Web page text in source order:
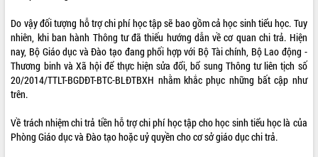
QUẢNG CÁO
Do vậy đối tượng hỗ trợ chi phí học tập sẽ bao gồm cả học sinh tiểu học. Tuy
nhiên, khi ban hành Thông tư đã thiếu hướng dẫn về cơ quan chi trả. Hiện
nay, Bộ Giáo dục và Đào tạo đang phối hợp với Bộ Tài chính, Bộ Lao động -
Thương binh và Xã hội để thực hiện sửa đổi, bổ sung Thông tư liên tịch số
20/2014/TTLT-BGDĐT-BTC-BLĐTBXH nhằm khắc phục những bất cập như
trên.
Về trách nhiệm chi trả tiền hỗ trợ chi phí học tập cho học sinh tiểu học là của
Phòng Giáo dục và Đào tạo hoặc uỷ quyền cho cơ sở giáo dục chi trả.